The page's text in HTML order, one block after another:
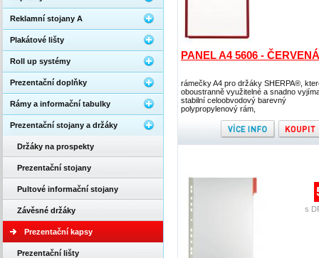
PANEL A4 5606 - ČERVENÁ
rámečky A4 pro držáky SHERPA®,
oboustranně využitelné a snadno
stabilní celoobvodový barevný
polypropylenový rám,
s
Reklamní stojany A
Plakátové lišty
Roll up systémy
Prezentační doplňky
Rámy a informační tabulky
Prezentační stojany a držáky
Držáky na prospekty
Prezentační stojany
Pultové informační stojany
Závěsné držáky
Prezentační kapsy
Prezentační lišty